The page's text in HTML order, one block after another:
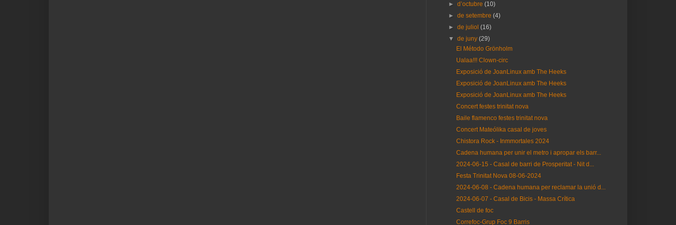
►d’octubre(10)
►de setembre(4)
►de juliol(16)
▼de juny(29)
El Método Grönholm
Ualaa!!! Clown-circ
Exposició de JoanLinux amb The Heeks
Exposició de JoanLinux amb The Heeks
Exposició de JoanLinux amb The Heeks
Concert festes trinitat nova
Baile flamenco festes trinitat nova
Concert Mateólika casal de joves
Chistora Rock - Inmmortales 2024
Cadena humana per unir el metro i apropar els barr...
2024-06-15 - Casal de barri de Prosperitat - Nit d...
Festa Trinitat Nova 08-06-2024
2024-06-08 - Cadena humana per reclamar la unió d...
2024-06-07 - Casal de Bicis - Massa Crítica
Castell de foc
Correfoc-Grup Foc 9 Barris